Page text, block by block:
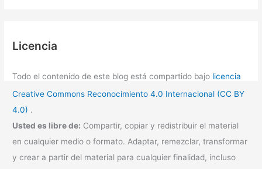
Licencia
Todo el contenido de este blog está compartido bajo licencia
Creative Commons Reconocimiento 4.0 Internacional (CC BY
4.0) .
Usted es libre de: Compartir, copiar y redistribuir el material
en cualquier medio o formato. Adaptar, remezclar, transformar
y crear a partir del material para cualquier finalidad, incluso